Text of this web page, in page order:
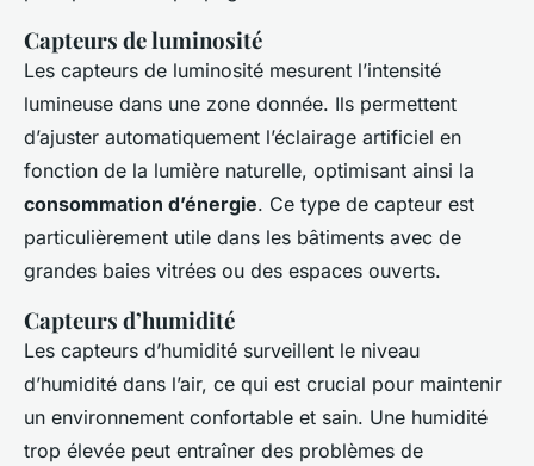
Capteurs de luminosité
Les capteurs de luminosité mesurent l’intensité
lumineuse dans une zone donnée. Ils permettent
d’ajuster automatiquement l’éclairage artificiel en
fonction de la lumière naturelle, optimisant ainsi la
consommation d’énergie. Ce type de capteur est
particulièrement utile dans les bâtiments avec de
grandes baies vitrées ou des espaces ouverts.
Capteurs d’humidité
Les capteurs d’humidité surveillent le niveau
d’humidité dans l’air, ce qui est crucial pour maintenir
un environnement confortable et sain. Une humidité
trop élevée peut entraîner des problèmes de